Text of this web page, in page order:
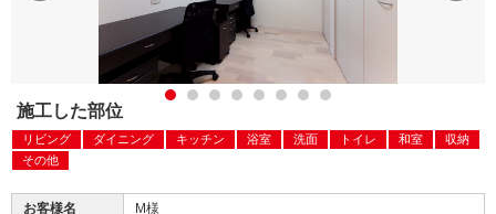
施工した部位
リビング ダイニング キッチン 浴室 洗面 トイレ 和室
収納
その他
お客様名
M様